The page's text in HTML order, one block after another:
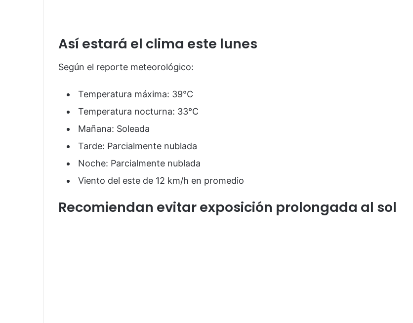
Así estará el clima este lunes
Según el reporte meteorológico:
Temperatura máxima: 39°C
Temperatura nocturna: 33°C
Mañana: Soleada
Tarde: Parcialmente nublada
Noche: Parcialmente nublada
Viento del este de 12 km/h en promedio
Recomiendan evitar exposición prolongada al sol